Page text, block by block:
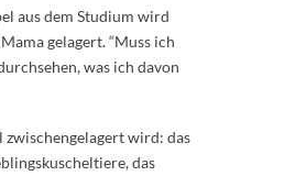
aus dem Studium wird
gelagert. “Muss ich
was ich davon
zwischengelagert wird: das
das